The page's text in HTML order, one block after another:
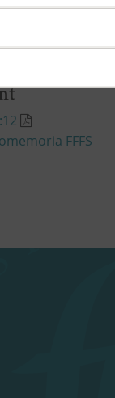
b.ändr. FFFS
FFFS